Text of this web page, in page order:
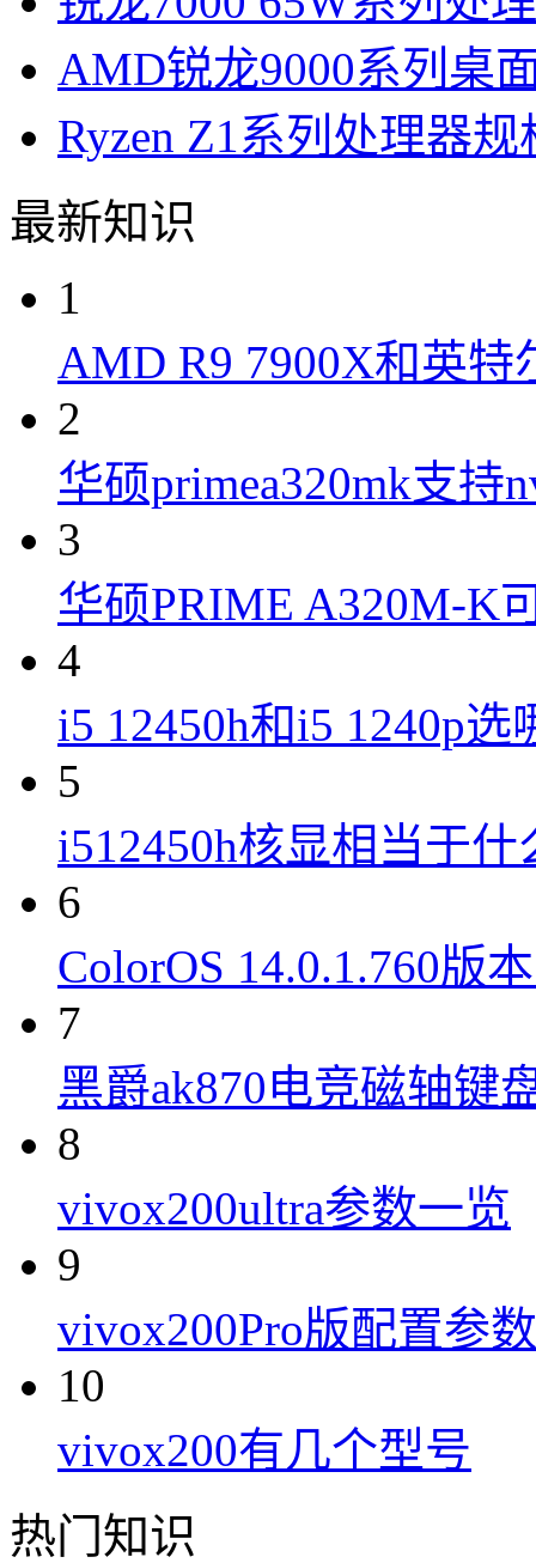
AMD锐龙9000系列桌
Ryzen Z1系列处理器
最新知识
1
AMD R9 7900X和英特
2
华硕primea320mk支持
3
华硕PRIME A320M-K
4
i5 12450h和i5 1240p选
5
i512450h核显相当于什
6
ColorOS 14.0.1.760版
7
黑爵ak870电竞磁轴键
8
vivox200ultra参数一览
9
vivox200Pro版配置参数
10
vivox200有几个型号
热门知识